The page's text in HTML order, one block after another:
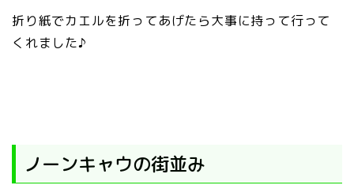
折り紙でカエルを折ってあげたら大事に持って行って
くれました♪
ノーンキャウの街並み